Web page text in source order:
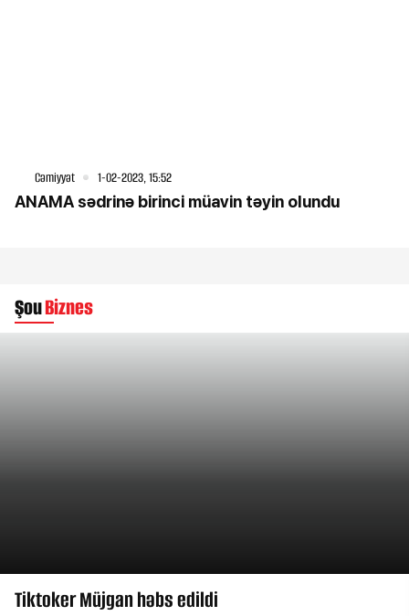
Cəmiyyət 1-02-2023, 15:52
ANAMA sədrinə birinci müavin təyin olundu
ŞouBiznes
Tiktoker Müjgan həbs edildi